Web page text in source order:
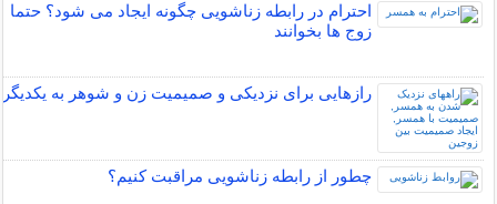
احترام در رابطه زناشویی چگونه ایجاد می شود؟ حتما
زوج ها بخوانند
رازهایی برای نزدیکی و صمیمیت زن و شوهر به یکدیگر
چطور از رابطه زناشویی مراقبت کنیم؟